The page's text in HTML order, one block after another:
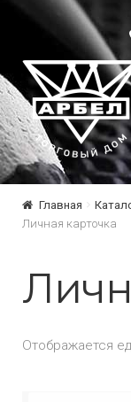
Перейти к
Перейти к
Главная
Личная карточка
Отображается